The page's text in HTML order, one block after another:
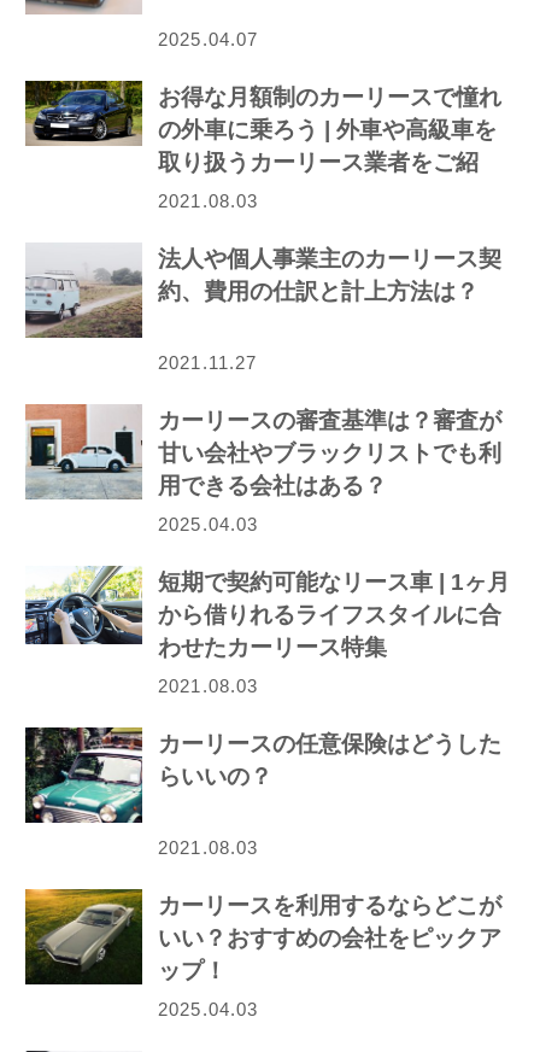
2025.04.07
お得な月額制のカーリースで憧れ
の外車に乗ろう | 外車や高級車を
取り扱うカーリース業者をご紹
介！
2021.08.03
法人や個人事業主のカーリース契
約、費用の仕訳と計上方法は？
2021.11.27
カーリースの審査基準は？審査が
甘い会社やブラックリストでも利
用できる会社はある？
2025.04.03
短期で契約可能なリース車 | 1ヶ月
から借りれるライフスタイルに合
わせたカーリース特集
2021.08.03
カーリースの任意保険はどうした
らいいの？
2021.08.03
カーリースを利用するならどこが
いい？おすすめの会社をピックア
ップ！
2025.04.03